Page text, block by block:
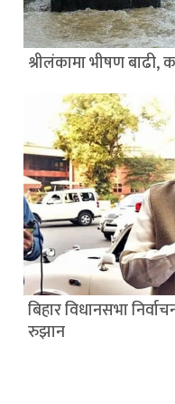
श्रीलंकामा भीषण बाढी,
बिहार विधानसभा
रुझान